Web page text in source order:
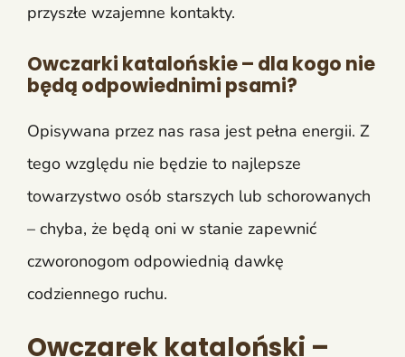
przyszłe wzajemne kontakty.
Owczarki katalońskie – dla kogo nie
będą odpowiednimi psami?
Opisywana przez nas rasa jest pełna energii. Z
tego względu nie będzie to najlepsze
towarzystwo osób starszych lub schorowanych
– chyba, że będą oni w stanie zapewnić
czworonogom odpowiednią dawkę
codziennego ruchu.
Owczarek kataloński –